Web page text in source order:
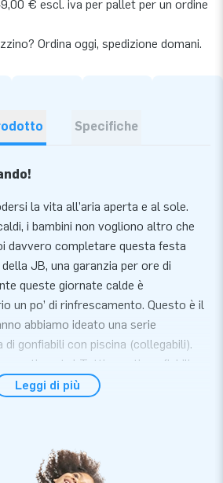
€ escl. iva per pallet per un ordine
Ordina oggi, spedizione domani.
Specifiche
la vita all’aria aperta e al sole.
i bambini non vogliono altro che
davvero completare questa festa
JB, una garanzia per ore di
queste giornate calde è
un po’ di rinfrescamento. Questo è il
abbiamo ideato una serie
gonfiabili con piscina (collegabili).
Tutti questi gonfiabili
per l’uso con acqua e anche con
il tuo gonfiabile
Leggi di più